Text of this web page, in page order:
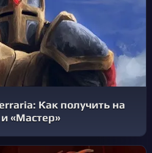
Как получить на
«Мастер»